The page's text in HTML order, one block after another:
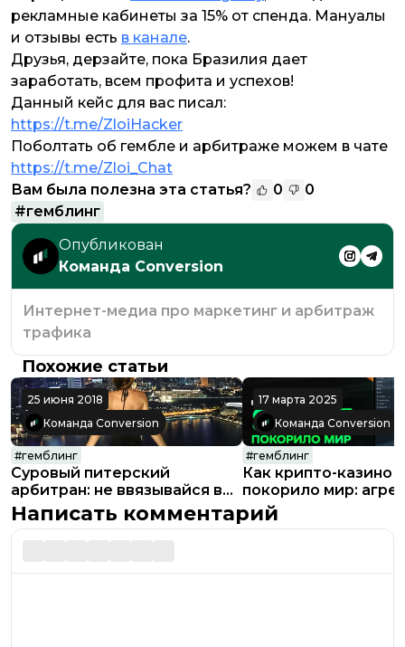
рекламные кабинеты за 15% от спенда. Мануалы
и отзывы есть в канале.
Друзья, дерзайте, пока Бразилия дает
заработать, всем профита и успехов!
Данный кейс для вас писал:
https://t.me/ZloiHacker
Поболтать об гембле и арбитраже можем в чате
https://t.me/Zloi_Chat
Вам была полезна эта статья?
0
0
#гемблинг
Опубликован
Команда Conversion
Интернет-медиа про маркетинг и арбитраж
трафика
Похожие статьи
25 июня 2018
Команда Conversion
#гемблинг
Суровый питерский
арбитран: не ввязывайся в
арбитраж, найди мужа и
рожай детей!
17 марта 2025
Команда Conversion
#гемблинг
Как крипто-казино
покорило мир:
маркетинг, лазейки
законодательстве и
Написать комментарий